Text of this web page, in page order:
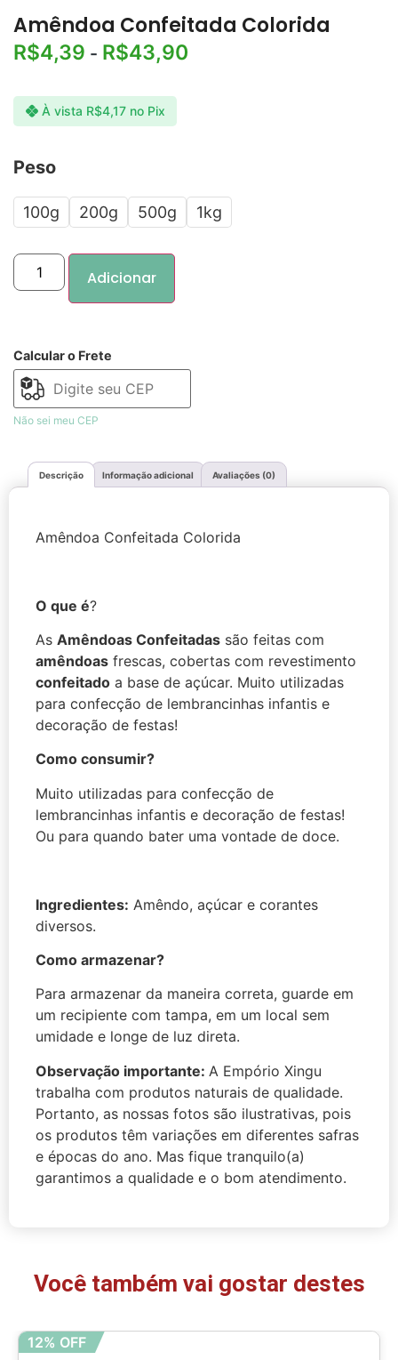
Amêndoa Confeitada Colorida
R$4,39 - R$43,90
À vista R$4,17 no Pix
Peso
100g 200g 500g 1kg
Adicionar
Calcular o Frete
Não sei meu CEP
Descrição Informação adicional Avaliações (0)
Amêndoa Confeitada Colorida
O que é?
As Amêndoas Confeitadas são feitas com
amêndoas frescas, cobertas com revestimento
confeitado a base de açúcar. Muito utilizadas
para confecção de lembrancinhas infantis e
decoração de festas!
Como consumir?
Muito utilizadas para confecção de
lembrancinhas infantis e decoração de festas!
Ou para quando bater uma vontade de doce.
Ingredientes: Amêndo, açúcar e corantes
diversos.
Como armazenar?
Para armazenar da maneira correta, guarde em
um recipiente com tampa, em um local sem
umidade e longe de luz direta.
Observação importante: A Empório Xingu
trabalha com produtos naturais de qualidade.
Portanto, as nossas fotos são ilustrativas, pois
os produtos têm variações em diferentes safras
e épocas do ano. Mas fique tranquilo(a)
garantimos a qualidade e o bom atendimento.
Você também vai gostar destes
12% OFF